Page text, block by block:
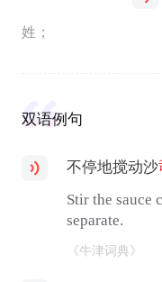
姓；
双语例句
不停地搅动沙
Stir the sauce
separate.
《牛津词典》